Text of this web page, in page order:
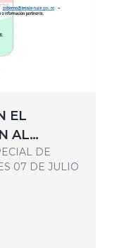
EL
AL
DE
07 DE JULIO